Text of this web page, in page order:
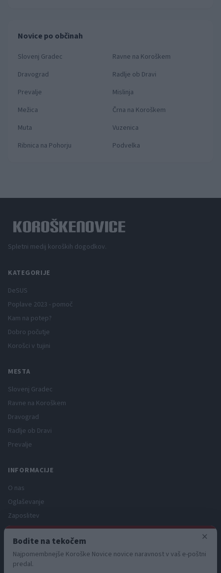
Novice po občinah
Slovenj Gradec
Ravne na Koroškem
Dravograd
Radlje ob Dravi
Prevalje
Mislinja
Mežica
Črna na Koroškem
Muta
Vuzenica
Ribnica na Pohorju
Podvelka
Spletni medij koroških dogodkov.
KATEGORIJE
DeSUS
Poplave 2023 - pomoč
Kam na potep?
Dobro počutje
Korošci v tujini
MESTA
Slovenj Gradec
Ravne na Koroškem
Dravograd
Radlje ob Dravi
Prevalje
INFORMACIJE
O nas
Oglaševanje
Zaposlitev
Pravno obvestilo
Zasebnost in piškotki
Storitve
×
Bodite na tekočem
Najpomembnejše Koroške Novice novice naravnost v vaš e-poštni
predal.